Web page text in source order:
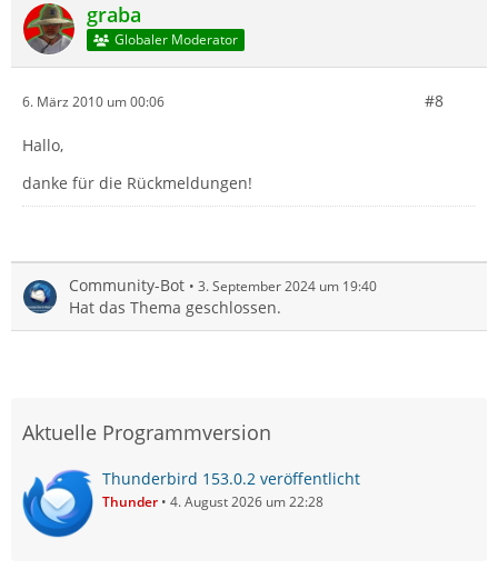
graba
Globaler Moderator
6. März 2010 um 00:06 #8
Hallo,
danke für die Rückmeldungen!
Community-Bot 3. September 2024 um 19:40
Hat das Thema geschlossen.
Aktuelle Programmversion
Thunderbird 153.0.2 veröffentlicht
Thunder 4. August 2026 um 22:28